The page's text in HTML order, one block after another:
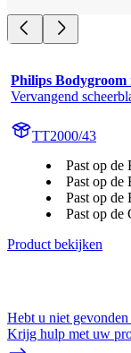
Philips Bodygroom
Vervangend
TT2000/43
Past op de
Past op de
Past op de
Past op
Product bekijken
Hebt u niet
Krijg hulp met uw